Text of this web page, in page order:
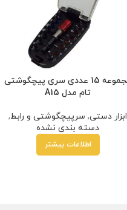
مجموعه 15 عددی سری پیچگوشتی
تام مدل A15
ابزار دستی, سرپیچگوشتی و رابط,
دسته بندی نشده
اطلاعات بیشتر